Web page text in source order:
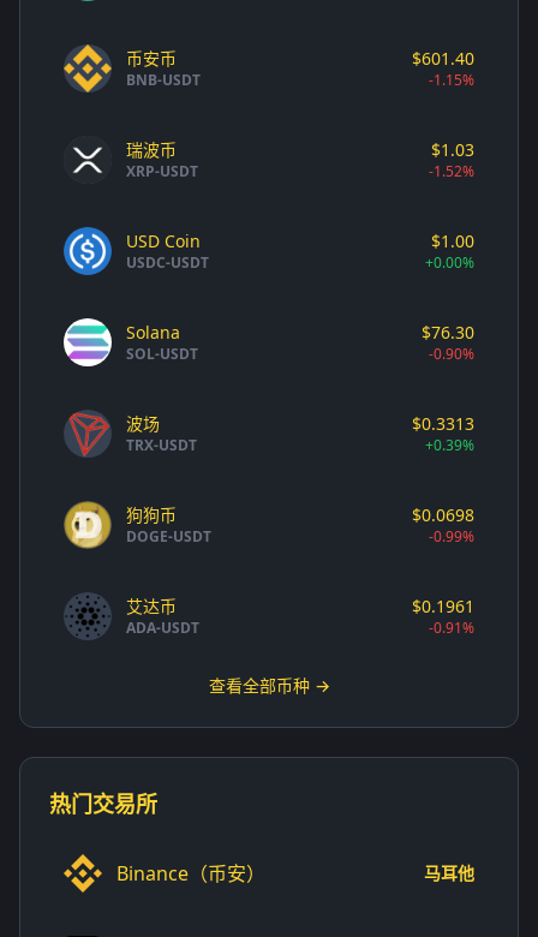
币安币
BNB-USDT
$601.40
-1.15%
瑞波币
XRP-USDT
$1.03
-1.52%
USD Coin
USDC-USDT
$1.00
+0.00%
Solana
SOL-USDT
$76.30
-0.90%
波场
TRX-USDT
$0.3313
+0.39%
狗狗币
DOGE-USDT
$0.0698
-0.99%
艾达币
ADA-USDT
$0.1961
-0.91%
查看全部币种 →
热门交易所
Binance（币安） 马耳他